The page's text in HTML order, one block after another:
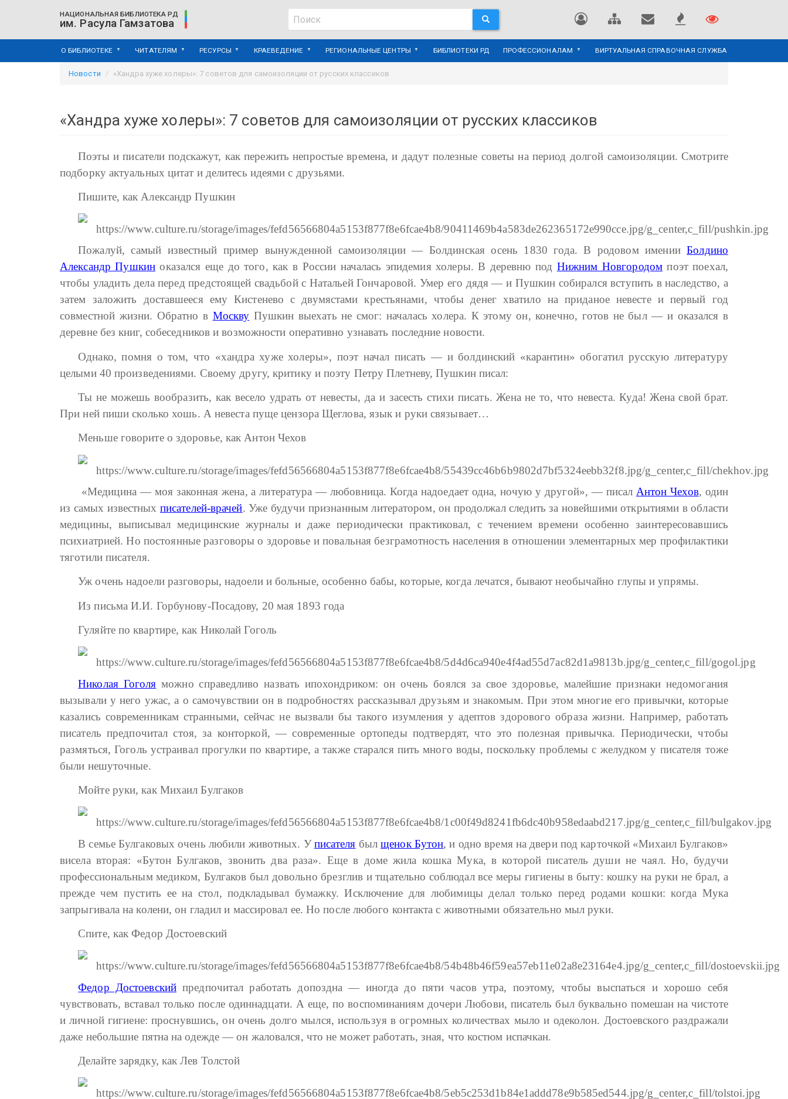
НАЦИОНАЛЬНАЯ БИБЛИОТЕКА РД
им. Расула Гамзатова Поиск
Поиск ПОИСК
О БИБЛИОТЕКЕ ЧИТАТЕЛЯМ РЕСУРСЫ КРАЕВЕДЕНИЕ РЕГИОНАЛЬНЫЕ ЦЕНТРЫ БИБЛИОТЕКИ РД ПРОФЕССИОНАЛАМ ВИРТУАЛЬНАЯ СПРАВОЧНАЯ СЛУЖБА
Новости «Хандра хуже холеры»: 7 советов для самоизоляции от русских классиков
«Хандра хуже холеры»: 7 советов для самоизоляции от русских классиков
Поэты и писатели подскажут, как пережить непростые времена, и дадут полезные советы на период долгой самоизоляции. Смотрите
подборку актуальных цитат и делитесь идеями с друзьями.
Пишите, как Александр Пушкин
Пожалуй, самый известный пример вынужденной самоизоляции — Болдинская осень 1830 года. В родовом именииБолдино
Александр Пушкиноказался еще до того, как в России началась эпидемия холеры. В деревню под Нижним Новгородомпоэт поехал,
чтобы уладить дела перед предстоящей свадьбой с Натальей Гончаровой. Умер его дядя — и Пушкин собирался вступить в наследство, а
затем заложить доставшееся ему Кистенево с двумястами крестьянами, чтобы денег хватило на приданое невесте и первый год
совместной жизни. Обратно в Москву Пушкин выехать не смог: началась холера. К этому он, конечно, готов не был — и оказался в
деревне без книг, собеседников и возможности оперативно узнавать последние новости.
Однако, помня о том, что «хандра хуже холеры», поэт начал писать — и болдинский «карантин» обогатил русскую литературу
целыми 40 произведениями. Своему другу, критику и поэту Петру Плетневу, Пушкин писал:
Ты не можешь вообразить, как весело удрать от невесты, да и засесть стихи писать. Жена не то, что невеста. Куда! Жена свой брат.
При ней пиши сколько хошь. А невеста пуще цензора Щеглова, язык и руки связывает…
Меньше говорите о здоровье, как Антон Чехов
«Медицина — моя законная жена, а литература — любовница. Когда надоедает одна, ночую у другой», — писал Антон Чехов, один
из самых известных писателей-врачей. Уже будучи признанным литератором, он продолжал следить за новейшими открытиями в области
медицины, выписывал медицинские журналы и даже периодически практиковал, с течением времени особенно заинтересовавшись
психиатрией. Но постоянные разговоры о здоровье и повальная безграмотность населения в отношении элементарных мер профилактики
тяготили писателя.
Уж очень надоели разговоры, надоели и больные, особенно бабы, которые, когда лечатся, бывают необычайно глупы и упрямы.
Из письма И.И. Горбунову-Посадову, 20 мая 1893 года
Гуляйте по квартире, как Николай Гоголь
Николая Гоголя можно справедливо назвать ипохондриком: он очень боялся за свое здоровье, малейшие признаки недомогания
вызывали у него ужас, а о самочувствии он в подробностях рассказывал друзьям и знакомым. При этом многие его привычки, которые
казались современникам странными, сейчас не вызвали бы такого изумления у адептов здорового образа жизни. Например, работать
писатель предпочитал стоя, за конторкой, — современные ортопеды подтвердят, что это полезная привычка. Периодически, чтобы
размяться, Гоголь устраивал прогулки по квартире, а также старался пить много воды, поскольку проблемы с желудком у писателя тоже
были нешуточные.
Мойте руки, как Михаил Булгаков
В семье Булгаковых очень любили животных. Уписателя былщенок Бутон, и одно время на двери под карточкой «Михаил Булгаков»
висела вторая: «Бутон Булгаков, звонить два раза». Еще в доме жила кошка Мука, в которой писатель души не чаял. Но, будучи
профессиональным медиком, Булгаков был довольно брезглив и тщательно соблюдал все меры гигиены в быту: кошку на руки не брал, а
прежде чем пустить ее на стол, подкладывал бумажку. Исключение для любимицы делал только перед родами кошки: когда Мука
запрыгивала на колени, он гладил и массировал ее. Но после любого контакта с животными обязательно мыл руки.
Спите, как Федор Достоевский
Федор Достоевскийпредпочитал работать допоздна — иногда до пяти часов утра, поэтому, чтобы выспаться и хорошо себя
чувствовать, вставал только после одиннадцати. А еще, по воспоминаниям дочери Любови, писатель был буквально помешан на чистоте
и личной гигиене: проснувшись, он очень долго мылся, используя в огромных количествах мыло и одеколон. Достоевского раздражали
даже небольшие пятна на одежде — он жаловался, что не может работать, зная, что костюм испачкан.
Делайте зарядку, как Лев Толстой